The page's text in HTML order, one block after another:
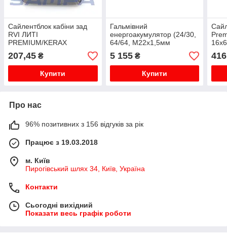
Сайлентблок кабіни зад
RVI ЛИТІ
PREMIUM/KERAX
12x40/L41,5 (5010269380)
207,45 ₴
Купити
Гальмівний
енергоакумулятор (24/30,
64/64, M22x1,5мм
5 155₴
Купити
Про нас
96% позитивних з 156 відгуків за рік
Працює з 19.03.2018
м. Київ
Пирогівський шлях 34, Київ, Україна
Контакти
Сьогодні вихідний
Показати весь графік роботи